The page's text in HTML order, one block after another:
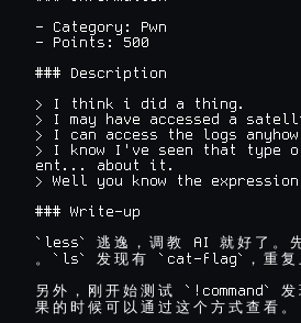
- Category: Pwn
- Points: 500
### Description
> I think i did a thing.
> I may have accessed a
> I can access the logs
> I know I've seen that type
ent... about it.
> Well you know the
### Write-up
`less` 逃 逸 ， 调 教 AI 就 好 了 。
。
`ls` 发 现 有 `cat-flag` ， 重 复
另 外 ， 刚 开 始 测 试 `!command` 发
果 的 时 候 可 以 通 过 这 个 方 式 查 看 。